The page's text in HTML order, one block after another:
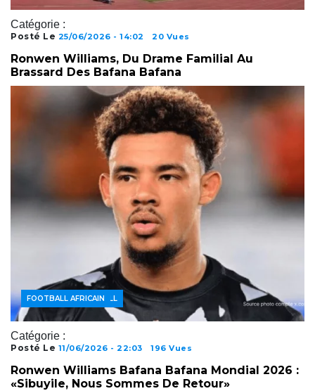
Catégorie :
Posté Le 25/06/2026 - 14:02 20 Vues
Ronwen Williams, Du Drame Familial Au
Brassard Des Bafana Bafana
Catégorie :
ACTUALITÉS FOOTBALL
FOOTBALL AFRICAIN
Posté Le 11/06/2026 - 22:03 196 Vues
Ronwen Williams Bafana Bafana Mondial 2026 :
«Sibuyile, Nous Sommes De Retour»